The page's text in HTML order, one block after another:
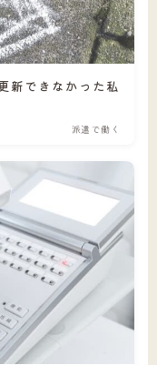
新できなかった私
派遣で働く